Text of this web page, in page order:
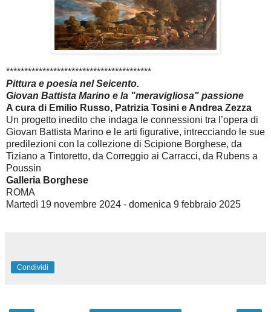
****************************************
Pittura e poesia nel Seicento.
Giovan Battista Marino e la "meravigliosa" passione
A cura di Emilio Russo, Patrizia Tosini e Andrea Zezza
Un progetto inedito che indaga le connessioni tra l’opera di
Giovan Battista Marino e le arti figurative, intrecciando le sue
predilezioni con la collezione di Scipione Borghese, da
Tiziano a Tintoretto, da Correggio ai Carracci, da Rubens a
Poussin
Galleria Borghese
ROMA
Martedì 19 novembre 2024 - domenica 9 febbraio 2025
Condividi